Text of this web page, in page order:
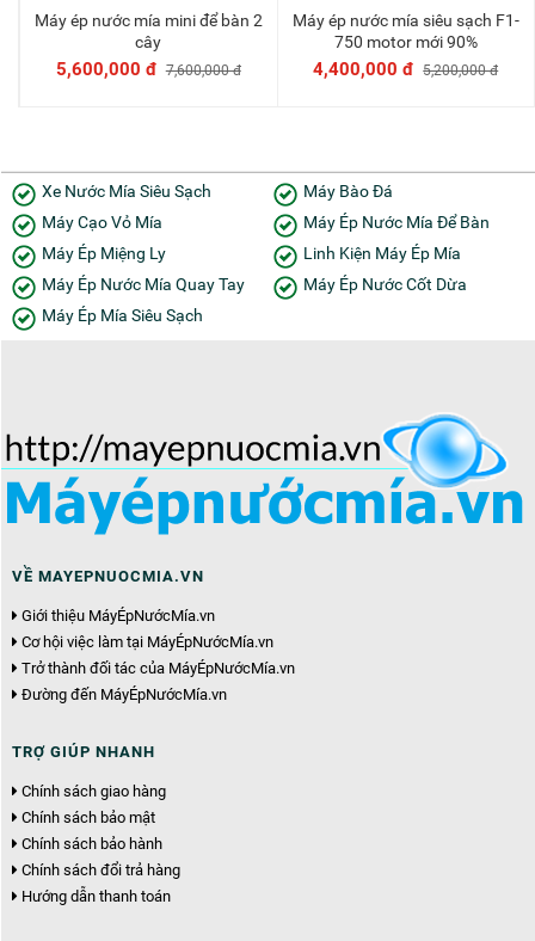
Thêm vào giỏ
Máy ép nước mía mini để bàn 2
cây
5,600,000 đ 7,600,000 đ
Thêm vào giỏ
Máy ép nước mía siêu sạch F1-
750 motor mới 90%
4,400,000 đ 5,200,000 đ
Xe Nước Mía Siêu Sạch
Máy Bào Đá
Máy Cạo Vỏ Mía
Máy Ép Nước Mía Để Bàn
Máy Ép Miệng Ly
Linh Kiện Máy Ép Mía
Máy Ép Nước Mía Quay Tay
Máy Ép Nước Cốt Dừa
Máy Ép Mía Siêu Sạch
VỀ MAYEPNUOCMIA.VN
Giới thiệu MáyÉpNướcMía.vn
Cơ hội việc làm tại MáyÉpNướcMía.vn
Trở thành đối tác của MáyÉpNướcMía.vn
Đường đến MáyÉpNướcMía.vn
TRỢ GIÚP NHANH
Chính sách giao hàng
Chính sách bảo mật
Chính sách bảo hành
Chính sách đổi trả hàng
Hướng dẫn thanh toán